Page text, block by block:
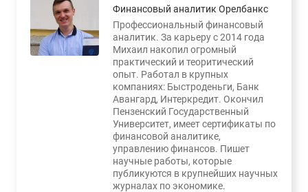
Финансовый аналитик Орелбанкс
Профессиональный финансовый
аналитик. За карьеру с 2014 года
Михаил накопил огромный
практический и теоритический
опыт. Работал в крупных
компаниях: Быстроденьги, Банк
Авангард, Интеркредит. Окончил
Пензенский Государственный
Университет, имеет сертификаты по
финансовой аналитике,
управлению финансов. Пишет
научные работы, которые
публикуются в крупнейших научных
журналах по экономике.